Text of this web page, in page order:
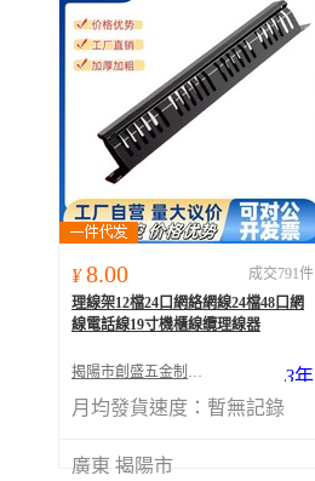
¥ 8.00
成交791件
理線架12檔24口網絡網線24檔48口網
線電話線19寸機櫃線纜理線器
揭陽市創盛五金制品有限公司 3年
月均發貨速度： 暫無記錄
廣東 揭陽市